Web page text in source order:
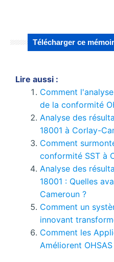
Télécharger ce
Lire aussi :
Comment
de la conformité
Analyse des
18001 à Corlay-
Comment
conformité SST à
Analyse des
18001 : Quelles
Cameroun ?
Comment un
innovant
Comment les
Améliorent OHSAS